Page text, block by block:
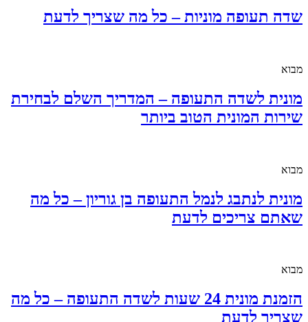
שדה תעופה מוניות – כל מה שצריך לדעת
מבוא
מונית לשדה התעופה – המדריך השלם לבחירת
שירות המונית הטוב ביותר
מבוא
מונית לנתבג לנמל התעופה בן גוריון – כל מה
שאתם צריכים לדעת
מבוא
הזמנת מונית 24 שעות לשדה התעופה – כל מה
שצריך לדעת